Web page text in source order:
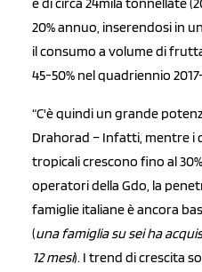
20% annuo, inserendosi in
il consumo a volume di
45-50% nel quadriennio
“C'è quindi un grande
Drahorad – Infatti, mentre i
tropicali crescono fino al
operatori della Gdo, la
famiglie italiane è ancora
(una famiglia su sei ha
12 mesi). I trend di crescita